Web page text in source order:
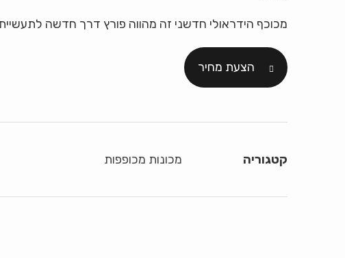
מכוכף הידראולי חדשני זה מהווה פורץ דרך חדשה
הצעת מחיר
קטגוריה מכונות מכופפות